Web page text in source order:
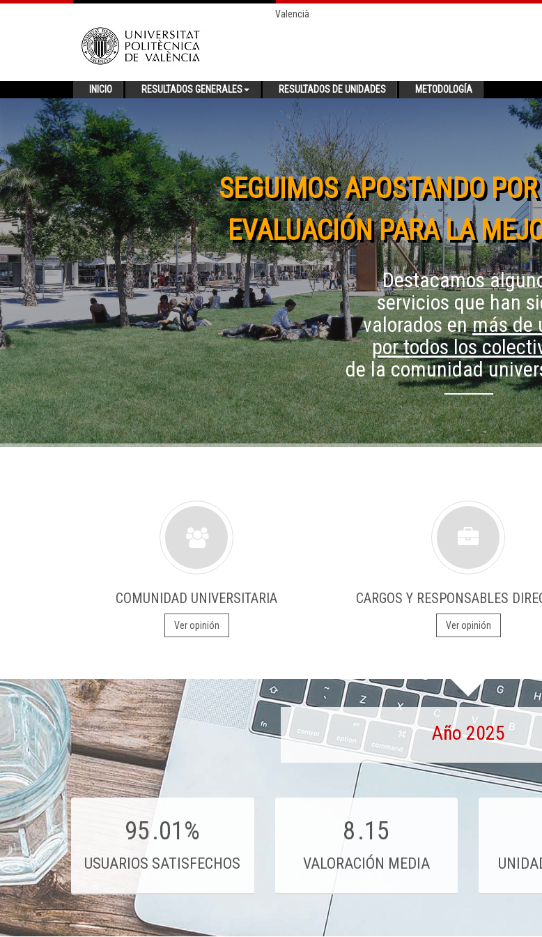
Valencià
INICIO RESULTADOS GENERALES RESULTADOS DE UNIDADES METODOLOGÍA
SEGUIMOS APOSTANDO
EVALUACIÓN PARA LA
Destacamos
servicios que han
valorados enmás de
por todos los
de la comunidad
COMUNIDAD UNIVERSITARIA
Ver opinión
CARGOS Y RESPONSABLES
Ver opinión
Año 2025
95.01%
USUARIOS SATISFECHOS
8.15
VALORACIÓN MEDIA